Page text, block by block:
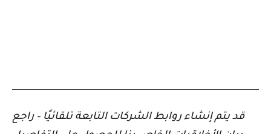
قد يتم إنشاء روابط الشركات التابعة تلقائيًا – راجع